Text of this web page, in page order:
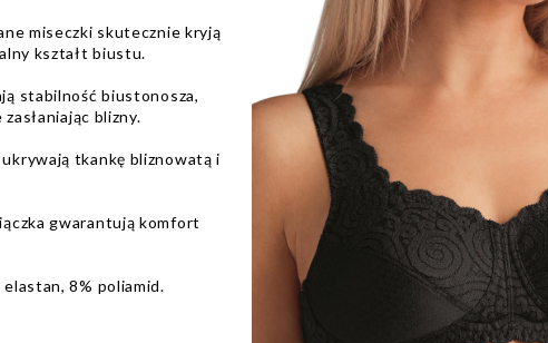
miseczki skutecznie kryją
kształt biustu.
stabilność biustonosza,
blizny.
tkankę bliznowatą i
gwarantują komfort
8% poliamid.